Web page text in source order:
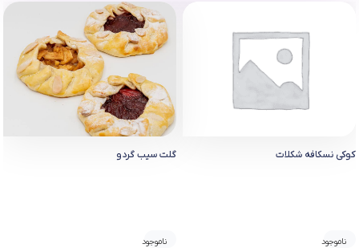
کوکی نسکافه شکلات
ناموجود
گلت سیب گردو
ناموجود